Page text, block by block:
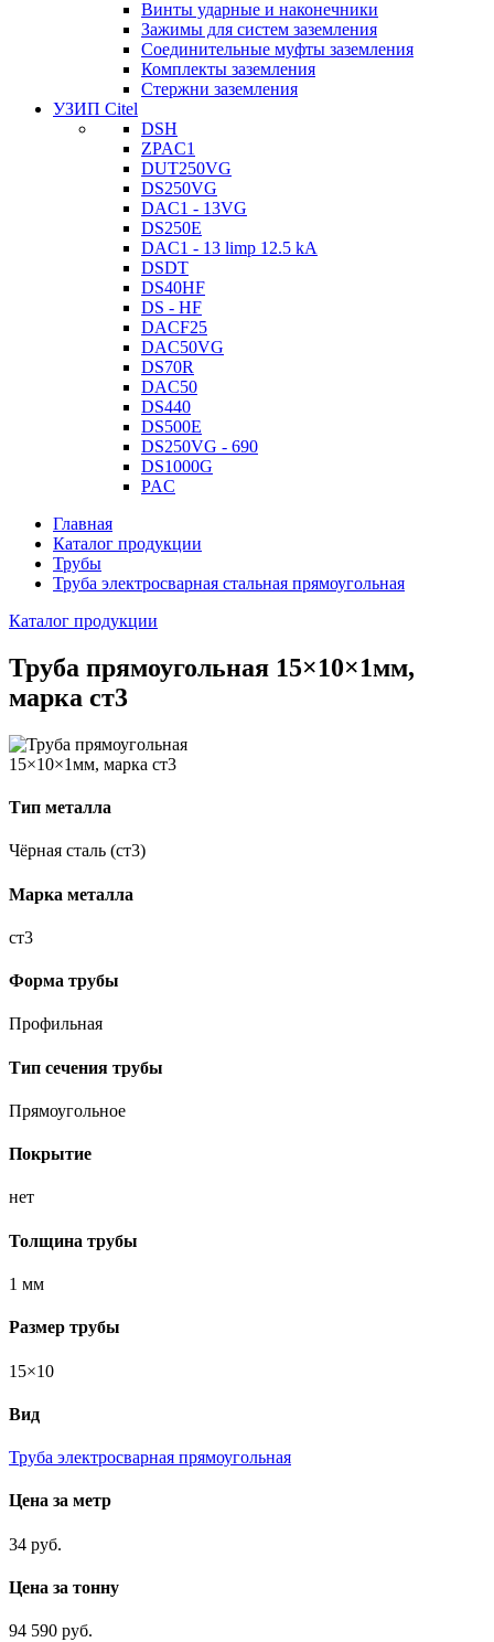
Винты ударные и наконечники
Зажимы для систем заземления
Соединительные муфты заземления
Комплекты заземления
Стержни заземления
УЗИП Citel
DSH
ZPAC1
DUT250VG
DS250VG
DAC1 - 13VG
DS250E
DAC1 - 13 limp 12.5 kA
DSDT
DS40HF
DS - HF
DACF25
DAC50VG
DS70R
DAC50
DS440
DS500E
DS250VG - 690
DS1000G
PAC
Главная
Каталог продукции
Трубы
Труба электросварная стальная прямоугольная
Каталог продукции
Труба прямоугольная 15×10×1мм,
марка ст3
Тип металла
Чёрная сталь (ст3)
Марка металла
ст3
Форма трубы
Профильная
Тип сечения трубы
Прямоугольное
Покрытие
нет
Толщина трубы
1 мм
Размер трубы
15×10
Вид
Труба электросварная прямоугольная
Цена за метр
34 руб.
Цена за тонну
94 590 руб.